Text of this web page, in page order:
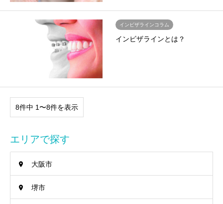
インビザラインコラム
インビザラインとは？
8件中 1〜8件を表示
エリアで探す
大阪市
堺市